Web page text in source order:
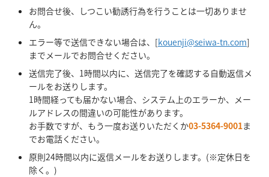
お問合せ後、しつこい勧誘行為を行うことは一切ありませ
ん。
エラー等で送信できない場合は、[kouenji@seiwa-tn.com]
までメールでお問合せください。
送信完了後、1時間以内に、送信完了を確認する自動返信メ
ールをお送りします。
1時間経っても届かない場合、システム上のエラーか、メー
ルアドレスの間違いの可能性があります。
お手数ですが、もう一度お送りいただくか03-5364-9001ま
でお電話ください。
原則24時間以内に返信メールをお送りします。(※定休日を
除く。)